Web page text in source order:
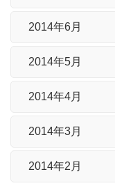
2014年6月
2014年5月
2014年4月
2014年3月
2014年2月